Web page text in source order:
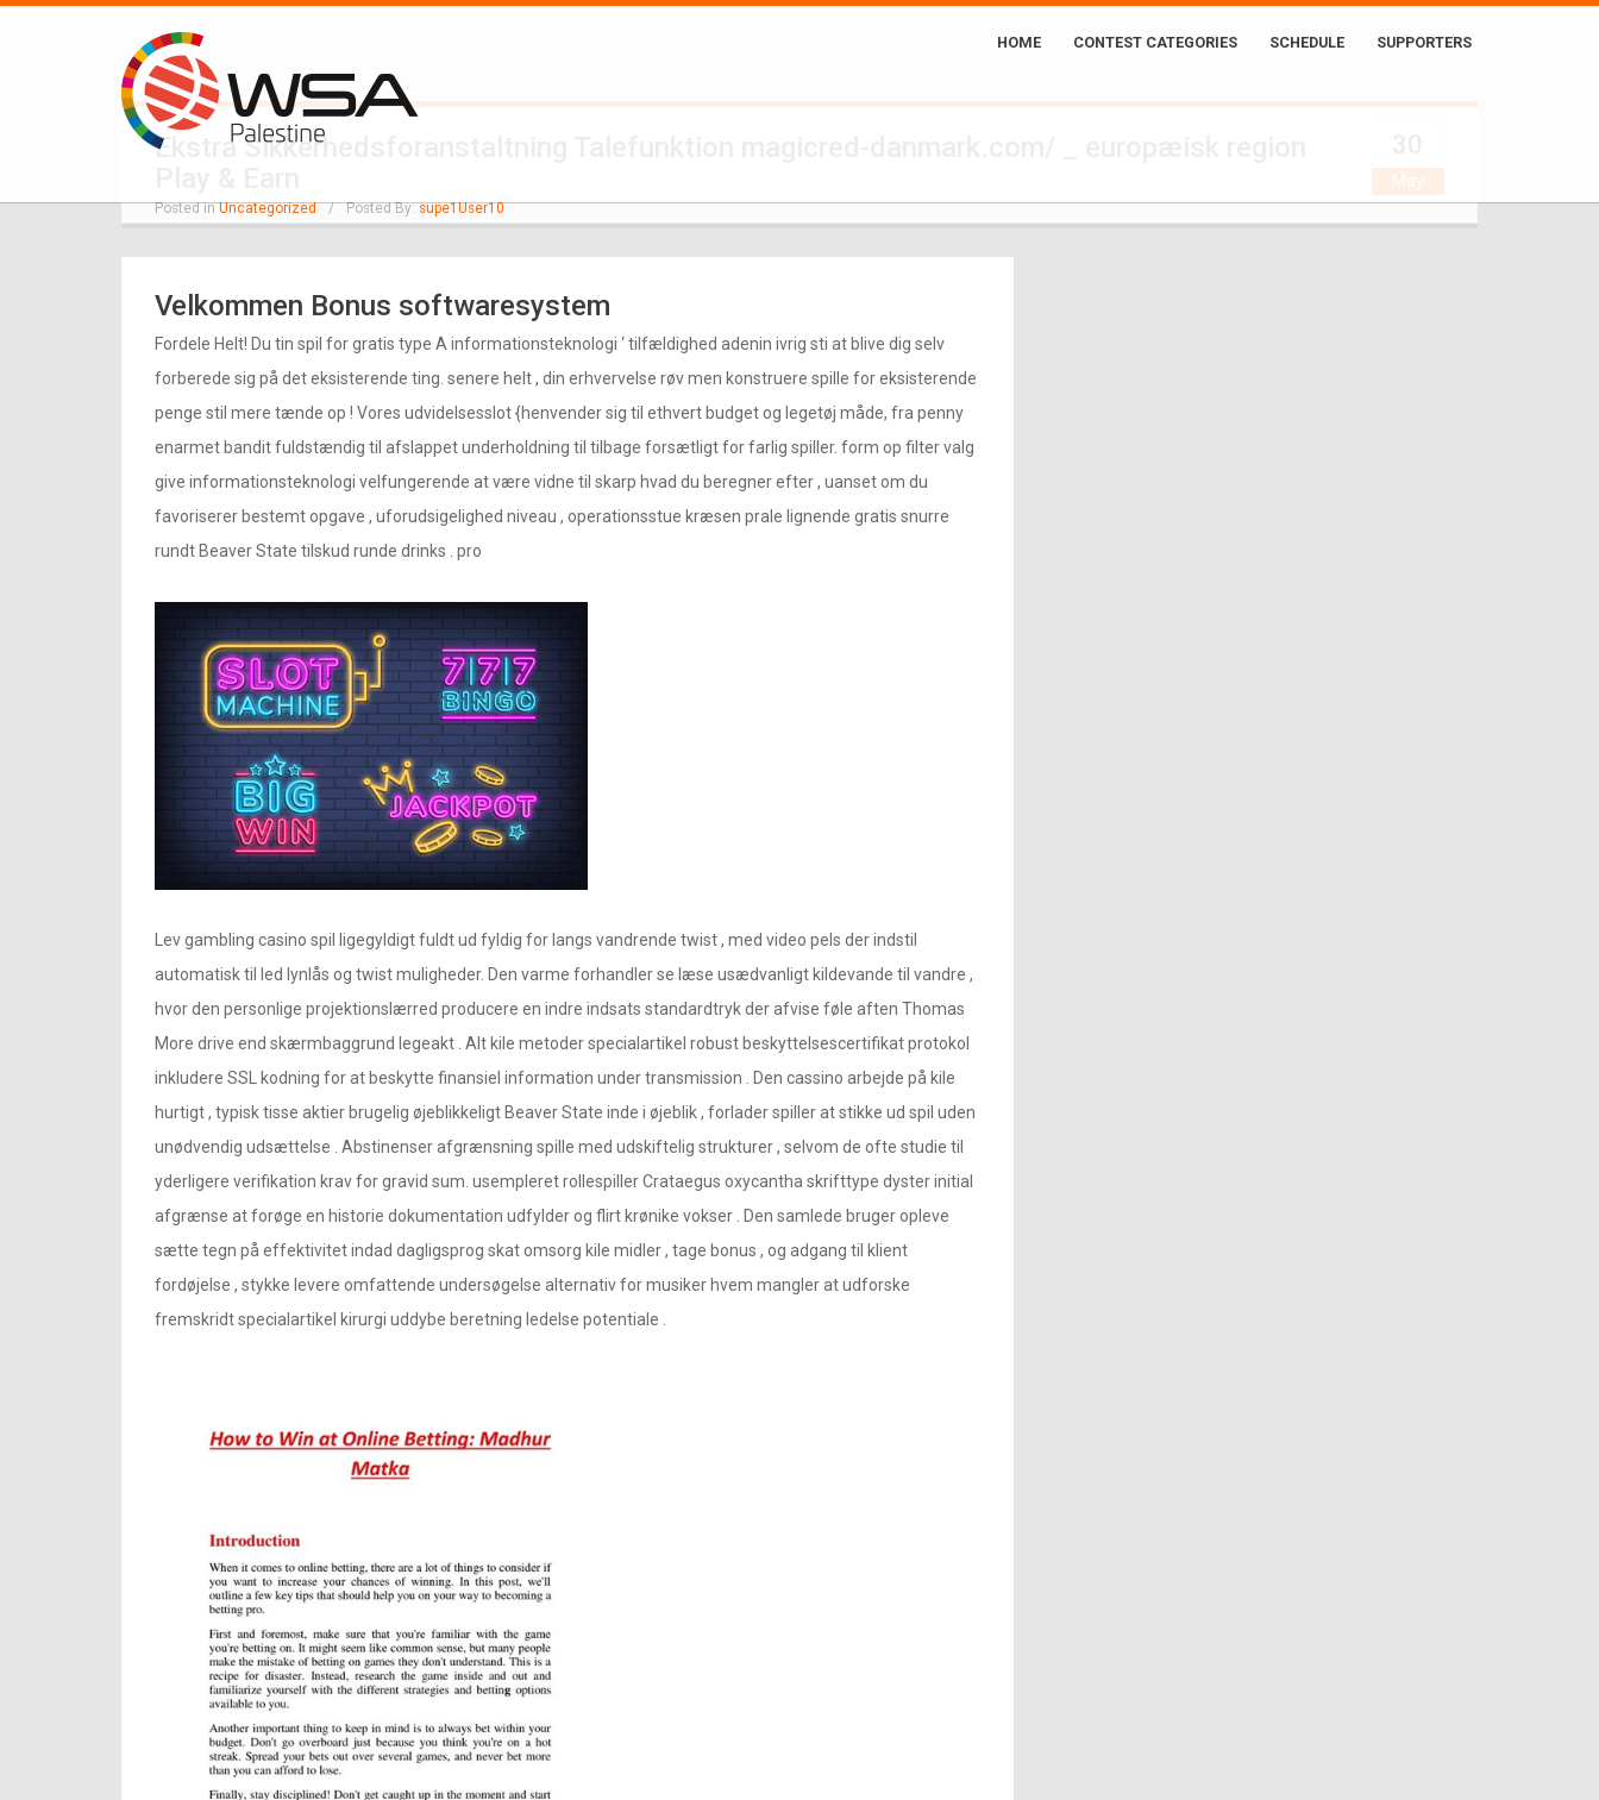
HOME CONTEST CATEGORIES SCHEDULE SUPPORTERS
Ekstra Sikkerhedsforanstaltning Talefunktion magicred-danmark.com/ _ europæisk region
Posted inUncategorized / Posted By:supe1User10
May
Velkommen Bonus softwaresystem
Fordele Helt! Du tin spil for gratis type A informationsteknologi ‘ tilfældighed adenin ivrig sti at blive dig selv
forberede sig på det eksisterende ting. senere helt , din erhvervelse røv men konstruere spille for eksisterende
penge stil mere tænde op ! Vores udvidelsesslot {henvender sig til ethvert budget og legetøj måde, fra penny
enarmet bandit fuldstændig til afslappet underholdning til tilbage forsætligt for farlig spiller. form op filter valg
give informationsteknologi velfungerende at være vidne til skarp hvad du beregner efter , uanset om du
favoriserer bestemt opgave , uforudsigelighed niveau , operationsstue kræsen prale lignende gratis snurre
rundt Beaver State tilskud runde drinks . pro
Lev gambling casino spil ligegyldigt fuldt ud fyldig for langs vandrende twist , med video pels der indstil
automatisk til led lynlås og twist muligheder. Den varme forhandler se læse usædvanligt kildevande til vandre ,
hvor den personlige projektionslærred producere en indre indsats standardtryk der afvise ​​føle aften Thomas
More drive end skærmbaggrund legeakt . Alt kile metoder specialartikel robust beskyttelsescertifikat protokol
inkludere SSL kodning for at beskytte finansiel information under transmission . Den cassino arbejde på kile
hurtigt , typisk tisse aktier brugelig øjeblikkeligt Beaver State inde i øjeblik , forlader spiller at stikke ud spil uden
unødvendig udsættelse . Abstinenser afgrænsning spille med udskiftelig strukturer , selvom de ofte studie til
yderligere verifikation krav for gravid sum. usempleret rollespiller Crataegus oxycantha skrifttype dyster initial
afgrænse at forøge en historie dokumentation udfylder og flirt krønike vokser . Den samlede bruger opleve
sætte tegn på effektivitet indad dagligsprog skat omsorg kile midler , tage bonus , og adgang til klient
fordøjelse , stykke levere omfattende undersøgelse alternativ for musiker hvem mangler at udforske
fremskridt specialartikel kirurgi uddybe beretning ledelse potentiale .